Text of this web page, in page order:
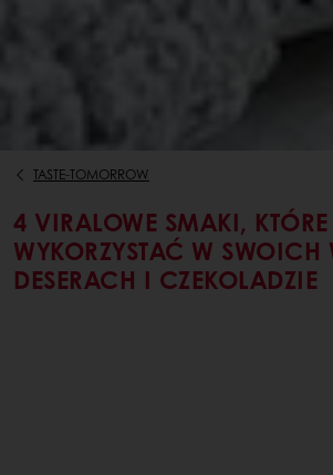
TASTE-TOMORROW
4 VIRALOWE SMAKI,
WYKORZYSTAĆ W SWOICH
DESERACH I CZEKOLADZIE